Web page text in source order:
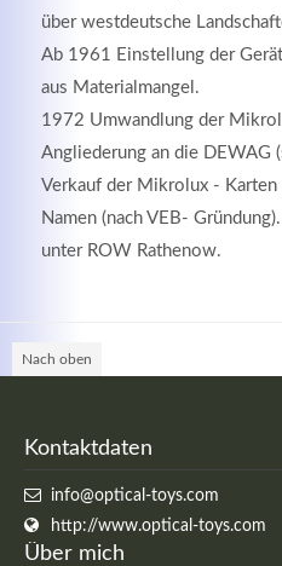
über westdeutsche
Ab 1961 Einstellung der
aus Materialmangel.
1972 Umwandlung der
Angliederung an die DEWAG
Verkauf der Mikrolux -
Namen (nach VEB-
unter ROW Rathenow.
Nach oben
Kontaktdaten
info@optical-toys.com
http://www.optical-toys.com
Über mich
MEHR
info@optical-toys.com